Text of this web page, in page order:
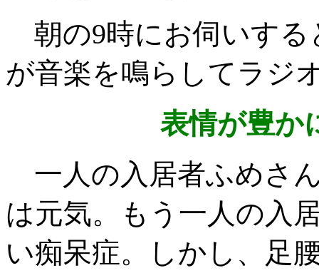
朝の9時にお伺いする
が音楽を鳴らしてラジ
表情が豊か
一人の入居者ふめさ
は元気。もう一人の入
い痴呆症。しかし、足